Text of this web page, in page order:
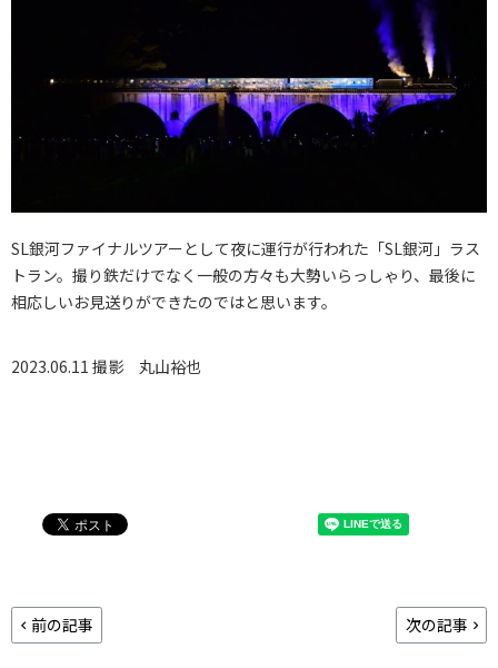
SL銀河ファイナルツアーとして夜に運行が行われた「SL銀河」ラス
トラン。撮り鉄だけでなく一般の方々も大勢いらっしゃり、最後に
相応しいお見送りができたのではと思います。
2023.06.11 撮影 丸山裕也
前の記事 次の記事